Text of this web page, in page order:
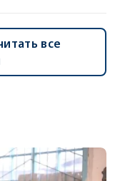
все